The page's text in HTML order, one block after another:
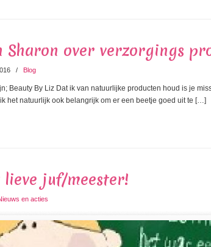
Sharon over verzorgings
/ Blog
Beauty By Liz Dat ik van natuurlijke producten houd is je
het natuurlijk ook belangrijk om er een beetje goed uit te […]
lieve juf/meester!
en acties